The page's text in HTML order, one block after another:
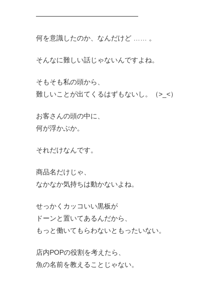
─────────────────────
何を意識したのか、なんだけど …… 。
そんなに難しい話じゃないんですよね。
そもそも私の頭から、
難しいことが出てくるはずもないし。（>_<）
お客さんの頭の中に、
何が浮かぶか。
それだけなんです。
商品名だけじゃ、
なかなか気持ちは動かないよね。
せっかくカッコいい黒板が
ドーンと置いてあるんだから、
もっと働いてもらわないともったいない。
店内POPの役割を考えたら、
魚の名前を教えることじゃない。